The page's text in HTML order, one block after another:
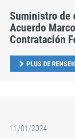
Suministro de
Acuerdo
Contratación
PLUS DE
11/01/2024